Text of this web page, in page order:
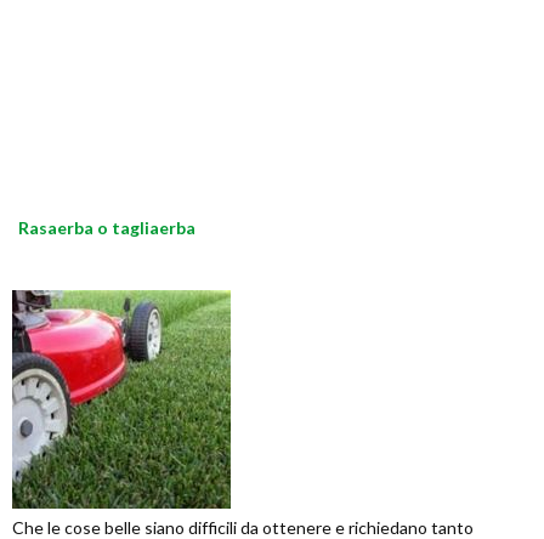
Rasaerba o tagliaerba
Che le cose belle siano difficili da ottenere e richiedano tanto